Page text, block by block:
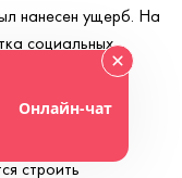
нанесен ущерб. На
социальных
строить
Онлайн-чат